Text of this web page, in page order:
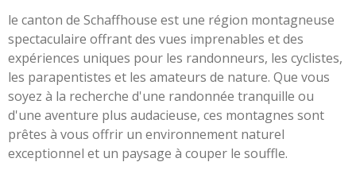
le canton de Schaffhouse est une région montagneuse
spectaculaire offrant des vues imprenables et des
expériences uniques pour les randonneurs, les cyclistes,
les parapentistes et les amateurs de nature. Que vous
soyez à la recherche d'une randonnée tranquille ou
d'une aventure plus audacieuse, ces montagnes sont
prêtes à vous offrir un environnement naturel
exceptionnel et un paysage à couper le souffle.